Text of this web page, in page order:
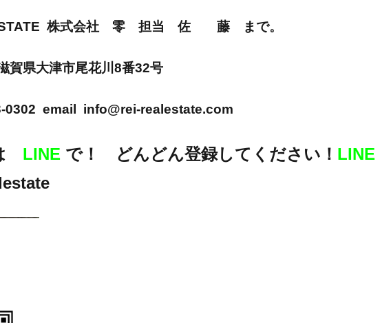
株式会社 零 担当 佐 藤 まで。
賀県大津市尾花川8番32号
0302 email info@rei-realestate.com
LINE で！ どんどん登録してください！ LINE